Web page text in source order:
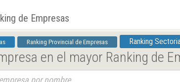
de Empresas
Ranking Provincial de Empresas Ranking
en el mayor Ranking de